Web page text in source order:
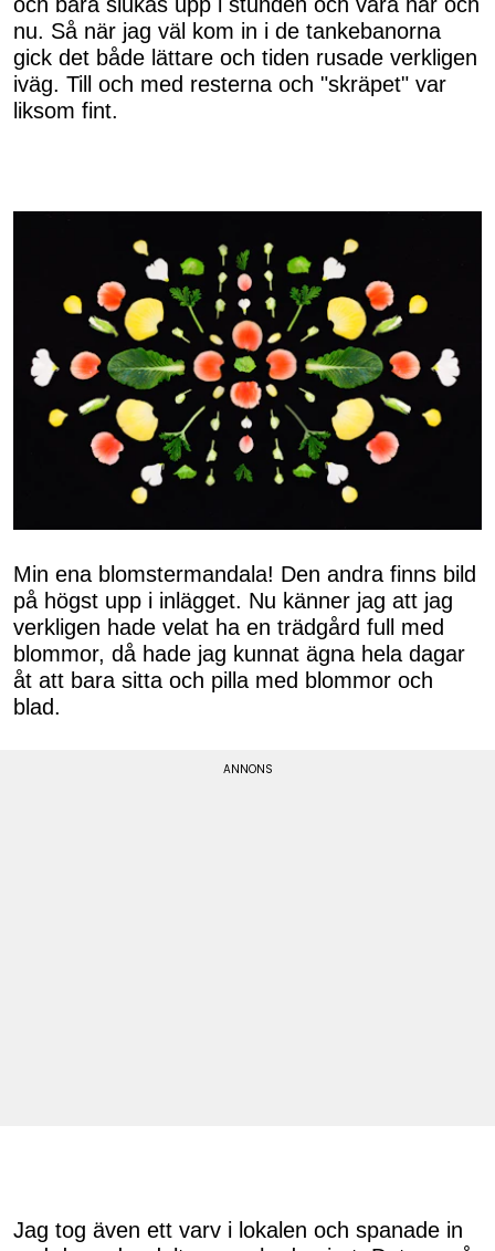
nu. Så när jag väl kom in i de tankebanorna
gick det både lättare och tiden rusade verkligen
iväg. Till och med resterna och "skräpet" var
liksom fint.
Min ena blomstermandala! Den andra finns bild
på högst upp i inlägget. Nu känner jag att jag
verkligen hade velat ha en trädgård full med
blommor, då hade jag kunnat ägna hela dagar
åt att bara sitta och pilla med blommor och
blad.
Jag tog även ett varv i lokalen och spanade in